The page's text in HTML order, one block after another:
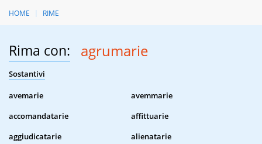
HOME RIME
Rima con: agrumarie
Sostantivi
avemarie
avemmarie
accomandatarie
affittuarie
aggiudicatarie
alienatarie